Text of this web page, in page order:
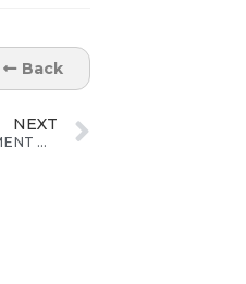
Back
NEXT
agrofood@ECER PROGRESSES WITH THE APPOINTMENT OF JEMALUANG DAIRY VALLEY OPERATOR